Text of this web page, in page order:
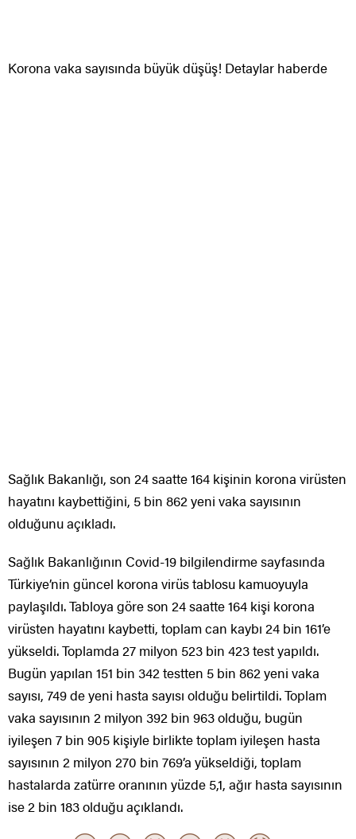
Korona vaka sayısında büyük düşüş! Detaylar haberde
Sağlık Bakanlığı, son 24 saatte 164 kişinin korona virüsten
hayatını kaybettiğini, 5 bin 862 yeni vaka sayısının
olduğunu açıkladı.
Sağlık Bakanlığının Covid-19 bilgilendirme sayfasında
Türkiye’nin güncel korona virüs tablosu kamuoyuyla
paylaşıldı. Tabloya göre son 24 saatte 164 kişi korona
virüsten hayatını kaybetti, toplam can kaybı 24 bin 161’e
yükseldi. Toplamda 27 milyon 523 bin 423 test yapıldı.
Bugün yapılan 151 bin 342 testten 5 bin 862 yeni vaka
sayısı, 749 de yeni hasta sayısı olduğu belirtildi. Toplam
vaka sayısının 2 milyon 392 bin 963 olduğu, bugün
iyileşen 7 bin 905 kişiyle birlikte toplam iyileşen hasta
sayısının 2 milyon 270 bin 769’a yükseldiği, toplam
hastalarda zatürre oranının yüzde 5,1, ağır hasta sayısının
ise 2 bin 183 olduğu açıklandı.